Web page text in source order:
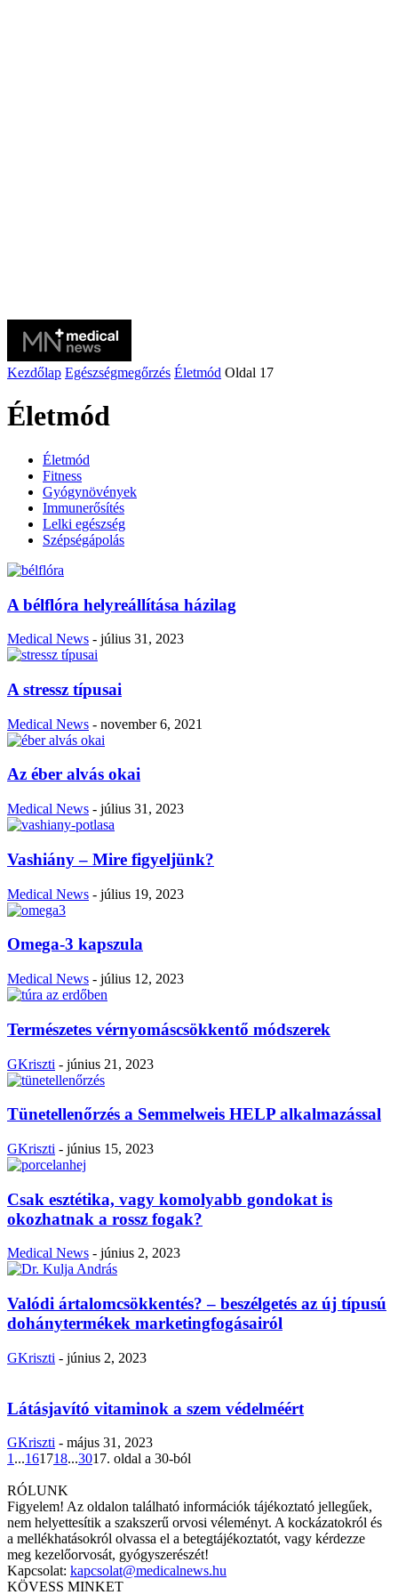
Kezdőlap Egészségmegőrzés Életmód Oldal 17
Életmód
Életmód
Fitness
Gyógynövények
Immunerősítés
Lelki egészség
Szépségápolás
A bélflóra helyreállítása házilag
Medical News - július 31, 2023
A stressz típusai
Medical News - november 6, 2021
Az éber alvás okai
Medical News - július 31, 2023
Vashiány – Mire figyeljünk?
Medical News - július 19, 2023
Omega-3 kapszula
Medical News - július 12, 2023
Természetes vérnyomáscsökkentő módszerek
GKriszti - június 21, 2023
Tünetellenőrzés a Semmelweis HELP alkalmazással
GKriszti - június 15, 2023
Csak esztétika, vagy komolyabb gondokat is
okozhatnak a rossz fogak?
Medical News - június 2, 2023
Valódi ártalomcsökkentés? – beszélgetés az új típusú
dohánytermékek marketingfogásairól
GKriszti - június 2, 2023
Látásjavító vitaminok a szem védelméért
GKriszti - május 31, 2023
1 ...161718...3017. oldal a 30-ból
RÓLUNK
Figyelem! Az oldalon található információk tájékoztató jellegűek,
nem helyettesítik a szakszerű orvosi véleményt. A kockázatokról és
a mellékhatásokról olvassa el a betegtájékoztatót, vagy kérdezze
meg kezelőorvosát, gyógyszerészét!
Kapcsolat: kapcsolat@medicalnews.hu
KÖVESS MINKET